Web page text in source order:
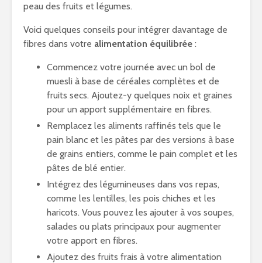
peau des fruits et légumes.
Voici quelques conseils pour intégrer davantage de
fibres dans votre alimentation équilibrée :
Commencez votre journée avec un bol de
muesli à base de céréales complètes et de
fruits secs. Ajoutez-y quelques noix et graines
pour un apport supplémentaire en fibres.
Remplacez les aliments raffinés tels que le
pain blanc et les pâtes par des versions à base
de grains entiers, comme le pain complet et les
pâtes de blé entier.
Intégrez des légumineuses dans vos repas,
comme les lentilles, les pois chiches et les
haricots. Vous pouvez les ajouter à vos soupes,
salades ou plats principaux pour augmenter
votre apport en fibres.
Ajoutez des fruits frais à votre alimentation